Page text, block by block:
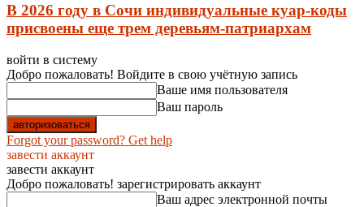
В 2026 году в Сочи индивидуальные куар-коды
присвоены еще трем деревьям-патриархам
войти в систему
Добро пожаловать! Войдите в свою учётную запись
Ваше имя пользователя
Ваш пароль
Forgot your password? Get help
завести аккаунт
завести аккаунт
Добро пожаловать! зарегистрировать аккаунт
Ваш адрес электронной почты